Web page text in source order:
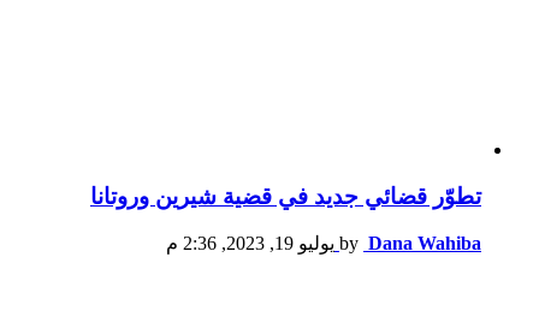
تطوّر قضائي جديد في قضية شيرين وروتانا
by Dana Wahiba يوليو 19, 2023, 2:36 م